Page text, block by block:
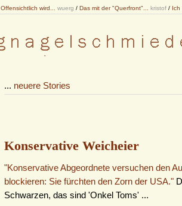
Offensichtlich wird... wuerg / Das mit der "Querfront"... kristof / Ich
... neuere Stories
Konservative Weicheier
"Konservative Abgeordnete versuchen den
blockieren: Sie fürchten den Zorn der USA."
Schwarzen, das sind 'Onkel Toms' ...